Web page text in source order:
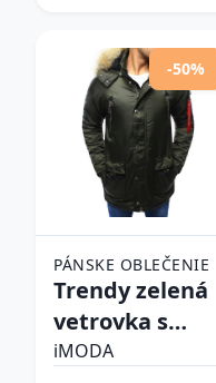
-50%
PÁNSKE OBLEČENIE
Trendy zelená
vetrovka s
kapucňou
iMODA